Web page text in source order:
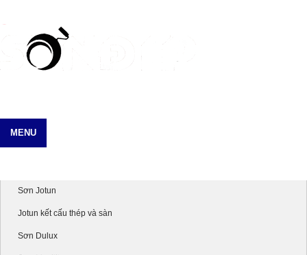
MENU
Sơn Jotun
Jotun kết cấu thép và sàn
Sơn Dulux